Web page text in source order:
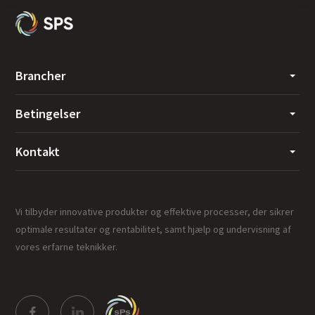
Brancher
Betingelser
Kontakt
Vi tilbyder innovative produkter og effektive processer, der sikrer
optimale resultater og rentabilitet, samt hjælp og undervisning af
vores erfarne teknikker.